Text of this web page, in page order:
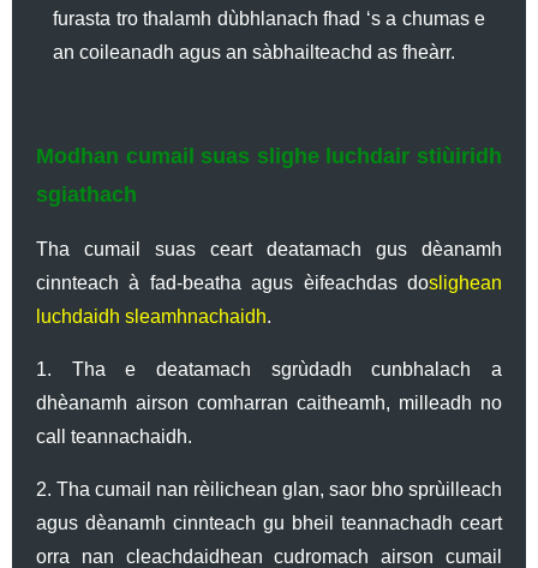
furasta tro thalamh dùbhlanach fhad ‘s a chumas e
an coileanadh agus an sàbhailteachd as fheàrr.
Modhan cumail suas slighe luchdair stiùiridh
sgiathach
Tha cumail suas ceart deatamach gus dèanamh
cinnteach à fad-beatha agus èifeachdas doslighean
luchdaidh sleamhnachaidh.
1. Tha e deatamach sgrùdadh cunbhalach a
dhèanamh airson comharran caitheamh, milleadh no
call teannachaidh.
2. Tha cumail nan rèilichean glan, saor bho sprùilleach
agus dèanamh cinnteach gu bheil teannachadh ceart
orra nan cleachdaidhean cudromach airson cumail